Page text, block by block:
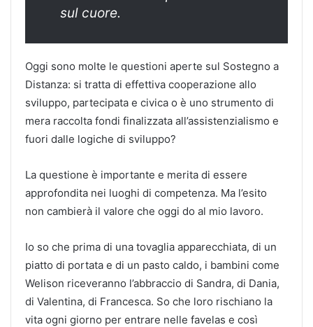
sul cuore.
Oggi sono molte le questioni aperte sul Sostegno a
Distanza: si tratta di effettiva cooperazione allo
sviluppo, partecipata e civica o è uno strumento di
mera raccolta fondi finalizzata all’assistenzialismo e
fuori dalle logiche di sviluppo?
La questione è importante e merita di essere
approfondita nei luoghi di competenza. Ma l’esito
non cambierà il valore che oggi do al mio lavoro.
Io so che prima di una tovaglia apparecchiata, di un
piatto di portata e di un pasto caldo, i bambini come
Welison riceveranno l’abbraccio di Sandra, di Dania,
di Valentina, di Francesca. So che loro rischiano la
vita ogni giorno per entrare nelle favelas e così